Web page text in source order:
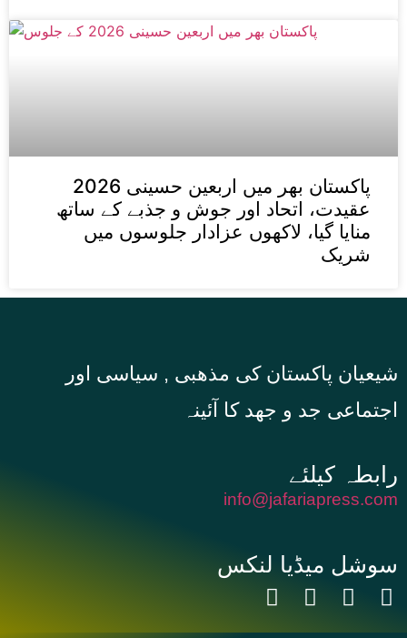
پاکستان بھر میں اربعین حسینی 2026
عقیدت، اتحاد اور جوش و جذبے کے ساتھ
منایا گیا، لاکھوں عزادار جلوسوں میں
شریک
شیعیان پاکستان کی مذهبی , سیاسی اور
اجتماعی جد و جهد کا آئینہ
info@jafariapress.com​
سوشل میڈیا لنکس